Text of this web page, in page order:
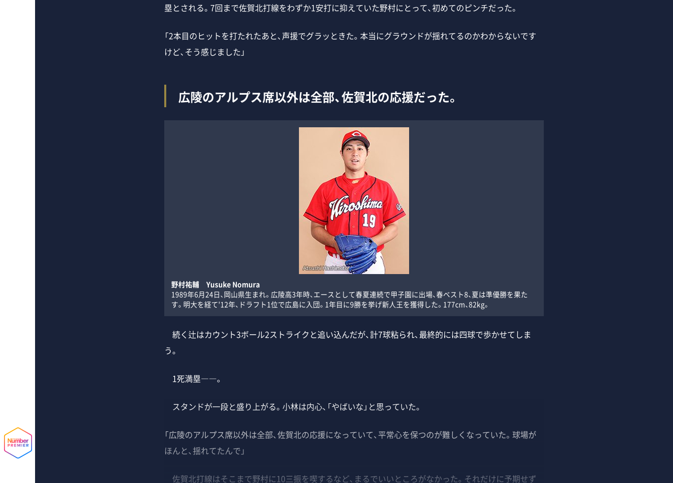
塁とされる。7回まで佐賀北打線をわずか1安打に抑えていた野村にとって、初めてのピンチだった。
「2本目のヒットを打たれたあと、声援でグラッときた。本当にグラウンドが揺れてるのかわからないです
けど、そう感じました」
広陵のアルプス席以外は全部、佐賀北の応援だった。
野村祐輔 Yusuke Nomura
1989年6月24日、岡山県生まれ。広陵高3年時、エースとして春夏連続で甲子園に出場、春ベスト8、夏は準優勝を果た
す。明大を経て'12年、ドラフト1位で広島に入団。1年目に9勝を挙げ新人王を獲得した。177cm、82kg。
続く辻はカウント3ボール2ストライクと追い込んだが、計7球粘られ、最終的には四球で歩かせてしま
う。
1死満塁――。
スタンドが一段と盛り上がる。小林は内心、「やばいな」と思っていた。
「広陵のアルプス席以外は全部、佐賀北の応援になっていて、平常心を保つのが難しくなっていた。球場が
ほんと、揺れてたんで」
佐賀北打線はそこまで野村に10三振を喫するなど、まるでいいところがなかった。それだけに予期せず